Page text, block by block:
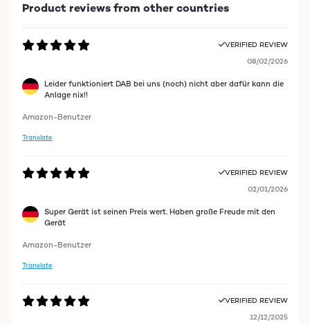
Product reviews from other countries
VERIFIED REVIEW
08/02/2026
Leider funktioniert DAB bei uns (noch) nicht aber dafür kann die
Anlage nix!!
Amazon-Benutzer
Translate
VERIFIED REVIEW
02/01/2026
Super Gerät ist seinen Preis wert. Haben große Freude mit den
Gerät
Amazon-Benutzer
Translate
VERIFIED REVIEW
12/12/2025